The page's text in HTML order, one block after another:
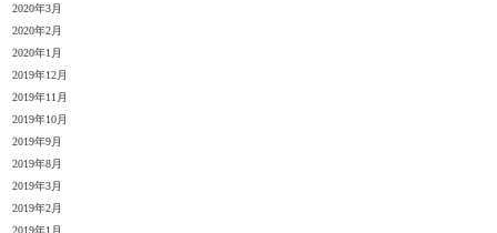
2020年3月
2020年2月
2020年1月
2019年12月
2019年11月
2019年10月
2019年9月
2019年8月
2019年3月
2019年2月
2019年1月